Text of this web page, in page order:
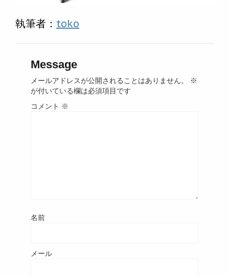
執筆者： toko
Message
メールアドレスが公開されることはありません。
※
が付いている欄は必須項目です
コメント ※
名前
メール